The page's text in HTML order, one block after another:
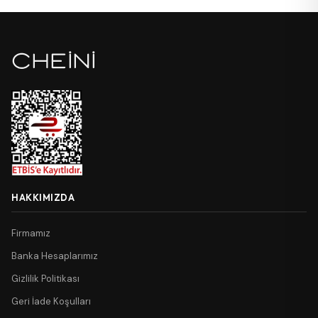
HAKKIMIZDA
Firmamız
Banka Hesaplarımız
Gizlilik Politikası
Geri İade Koşulları